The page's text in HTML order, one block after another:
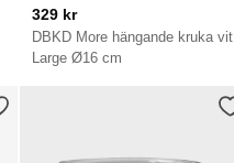
DBKD More hängande kruka vit
Large Ø16 cm
329 kr